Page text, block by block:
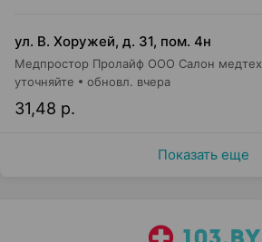
ул. В. Хоружей, д. 31, пом. 4н
31,48 р.
уточняйте обновл. вчера
Показать еще